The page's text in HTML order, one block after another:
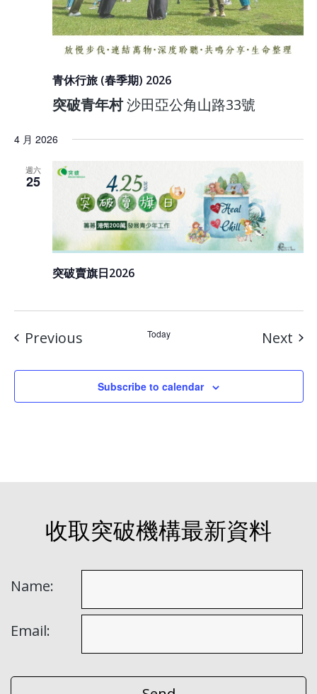
青休行旅 (春季期) 2026
突破青年村沙田亞公角山路33號
4 月 2026
週六
25
突破賣旗日2026
PreviousEvents Today Next
Subscribe to calendar
收取突破機構最新資料
Name:
Email: